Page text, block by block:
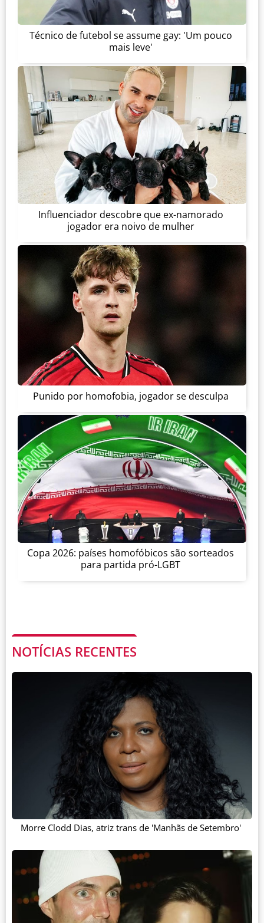
Técnico de futebol se assume gay: 'Um pouco
mais leve'
Influenciador descobre que ex-namorado
jogador era noivo de mulher
Punido por homofobia, jogador se desculpa
Copa 2026: países homofóbicos são sorteados
para partida pró-LGBT
NOTÍCIAS RECENTES
Morre Clodd Dias, atriz trans de 'Manhãs de Setembro'